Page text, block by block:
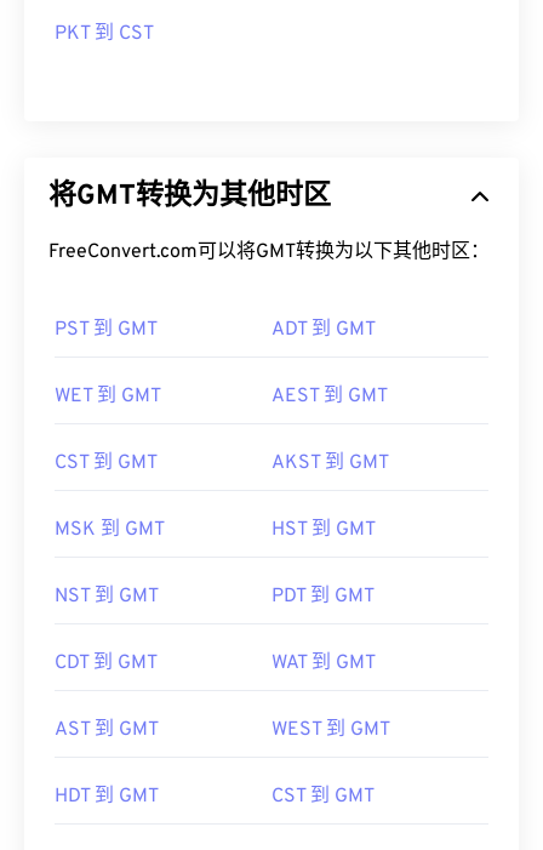
PKT 到 CST
将GMT转换为其他时区
FreeConvert.com可以将GMT转换为以下其他时区：
PST 到 GMT ADT 到 GMT
WET 到 GMT AEST 到 GMT
CST 到 GMT AKST 到 GMT
MSK 到 GMT HST 到 GMT
NST 到 GMT PDT 到 GMT
CDT 到 GMT WAT 到 GMT
AST 到 GMT WEST 到 GMT
HDT 到 GMT CST 到 GMT